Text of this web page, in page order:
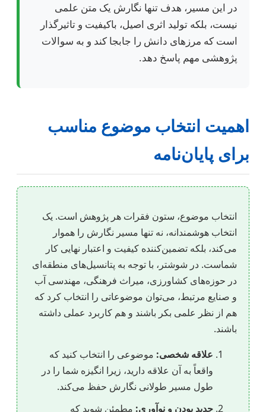
در این مسیر، هدف تنها نگارش یک متن علمی
نیست، بلکه تولید اثری اصیل، باکیفیت و تاثیرگذار
است که مرزهای دانش را جابجا کند و به سوالات
پژوهشی مهم پاسخ دهد.
اهمیت انتخاب موضوع مناسب
برای پایان‌نامه
انتخاب موضوع، ستون فقرات هر پژوهش است. یک
انتخاب هوشمندانه، نه تنها مسیر نگارش را هموار
می‌کند، بلکه تضمین‌کننده کیفیت و اعتبار نهایی کار
شماست. در شوشتر، با توجه به پتانسیل‌های منطقه‌ای
در حوزه‌های کشاورزی، میراث فرهنگی، مهندسی آب
و صنایع مرتبط، می‌توان موضوعاتی را انتخاب کرد که
هم از نظر علمی بکر باشند و هم کاربرد عملی داشته
باشند.
علاقه شخصی: موضوعی را انتخاب کنید که
واقعاً به آن علاقه دارید، زیرا انگیزه شما را در
طول مسیر طولانی نگارش حفظ می‌کند.
جدید بودن و نوآوری: مطمئن شوید که